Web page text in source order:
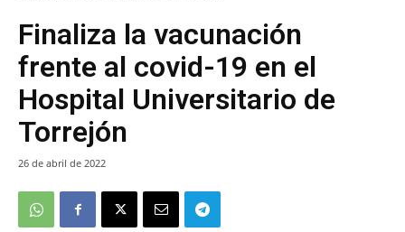
Finaliza la vacunación
frente al covid-19 en el
Hospital Universitario de
Torrejón
26 de abril de 2022